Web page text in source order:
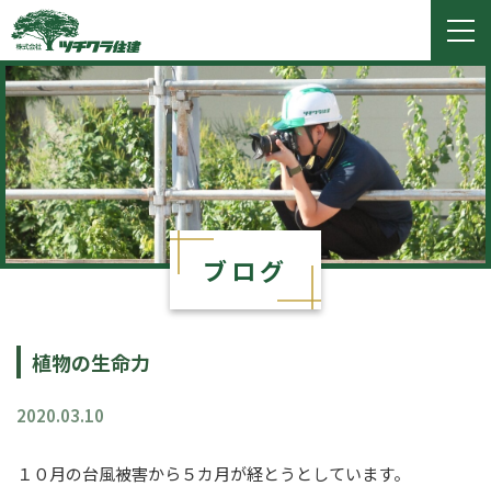
ブログ
植物の生命力
2020.03.10
１０月の台風被害から５カ月が経とうとしています。